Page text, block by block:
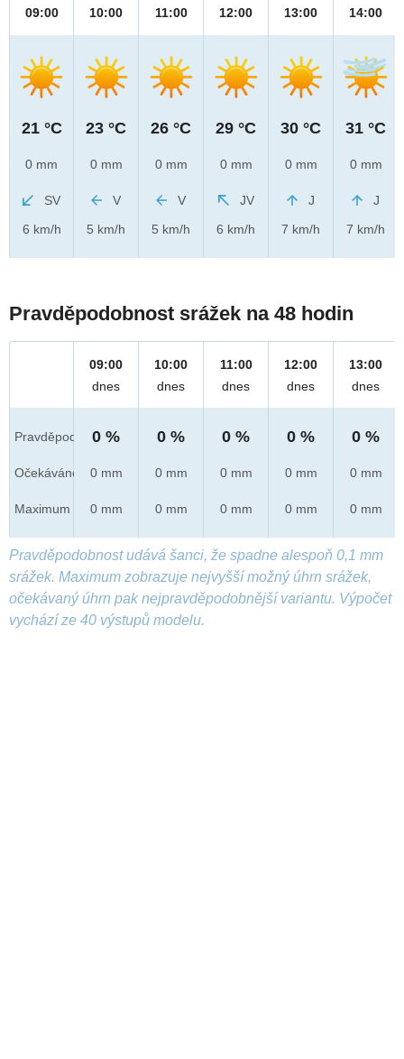
09:00
21 °C
0 mm
SV
6 km/h
10:00
23 °C
0 mm
V
5 km/h
11:00
26 °C
0 mm
V
5 km/h
12:00
29 °C
0 mm
JV
6 km/h
13:00
30 °C
0 mm
J
7 km/h
14:00
31 °C
0 mm
J
7 km/h
Pravděpodobnost srážek na 48 hodin
Pravděpod.
Očekáváno
Maximum
09:00
dnes
0 %
0 mm
0 mm
10:00
dnes
0 %
0 mm
0 mm
11:00
dnes
0 %
0 mm
0 mm
12:00
dnes
0 %
0 mm
0 mm
13:00
dnes
0 %
0 mm
0 mm
Pravděpodobnost udává šanci, že spadne alespoň 0,1 mm
srážek. Maximum zobrazuje nejvyšší možný úhrn srážek,
očekávaný úhrn pak nejpravděpodobnější variantu. Výpočet
vychází ze 40 výstupů modelu.